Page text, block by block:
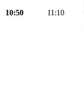
10:50 11:10